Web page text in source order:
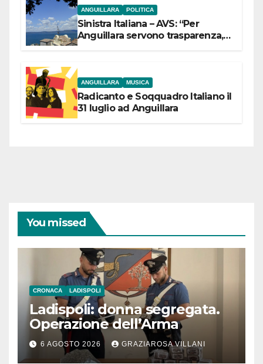
ANGUILLARA POLITICA
Sinistra Italiana – AVS: “Per
Anguillara servono trasparenza,
ANGUILLARA MUSICA
Radicanto e Soqquadro Italiano il
31 luglio ad Anguillara
You missed
CRONACA LADISPOLI
Ladispoli: donna segregata.
Operazione dell’Arma
6 AGOSTO 2026 GRAZIAROSA VILLANI